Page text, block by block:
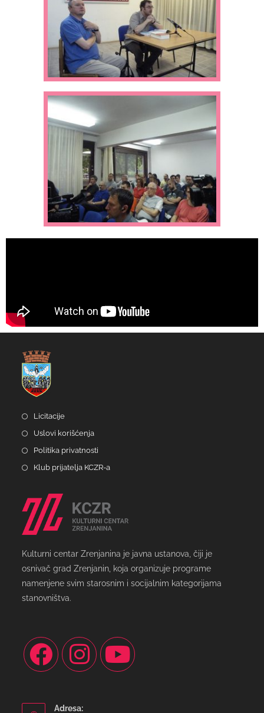
Licitacije
Uslovi korišćenja
Politika privatnosti
Klub prijatelja KCZR-a
Kulturni centar Zrenjanina je javna ustanova, čiji je
osnivač grad Zrenjanin, koja organizuje programe
namenjene svim starosnim i socijalnim kategorijama
stanovništva.
Adresa: